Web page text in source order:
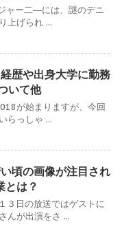
ャー二―には、謎のデニ
上げられ ...
歴や出身大学に勤務
いて他
が始まりますが、今回
らっしゃ ...
頃の画像が注目され
とは？
３日の放送ではゲストに
んが出演をさ ...